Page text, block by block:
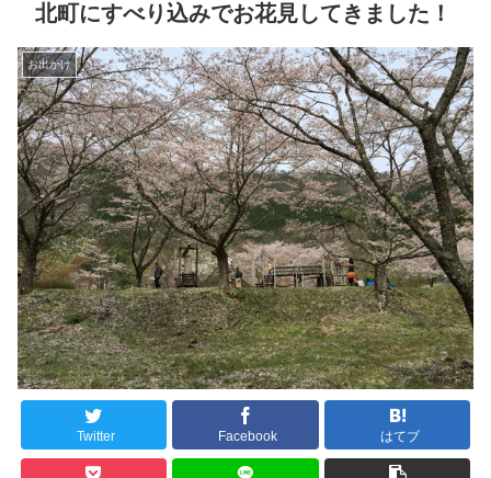
北町にすべり込みでお花見してきました！
お出かけ
Twitter Facebook はてブ